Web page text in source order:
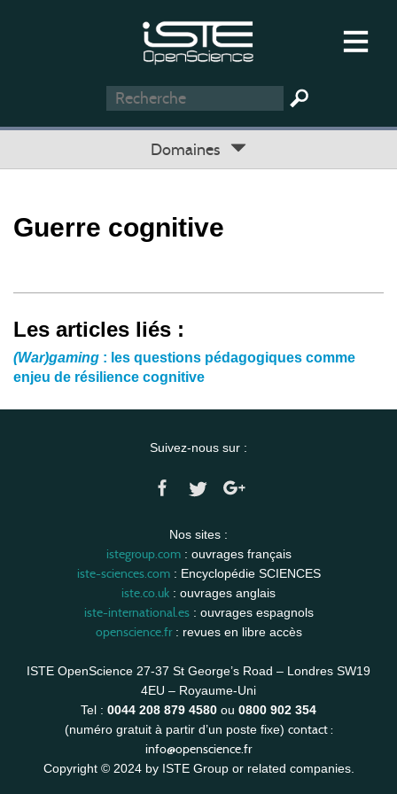
Domaines
Guerre cognitive
Les articles liés :
(War)gaming : les questions pédagogiques comme
enjeu de résilience cognitive
Suivez-nous sur :
Nos sites :
istegroup.com: ouvrages français
iste-sciences.com: Encyclopédie SCIENCES
iste.co.uk : ouvrages anglais
iste-international.es: ouvrages espagnols
openscience.fr: revues en libre accès
ISTE OpenScience 27-37 St George’s Road – Londres SW19
4EU – Royaume-Uni
Tel : 0044 208 879 4580 ou 0800 902 354
(numéro gratuit à partir d’un poste fixe) contact :
info@openscience.fr
Copyright © 2024 by ISTE Group or related companies.